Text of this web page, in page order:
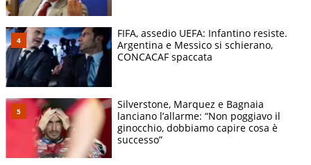
FIFA, assedio UEFA: Infantino resiste.
Argentina e Messico si schierano,
CONCACAF spaccata
Silverstone, Marquez e Bagnaia
lanciano l’allarme: “Non poggiavo il
ginocchio, dobbiamo capire cosa è
successo”